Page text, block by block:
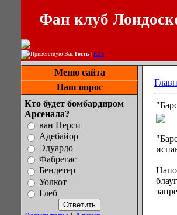
Фан клуб
Приветствую Вас Гость | RSS
Меню сайта
Наш опрос
Кто будет бомбардиром
Арсенала?
ван Перси
Адебайор
Эдуардо
Фабрегас
Бендетер
Уолкот
Глеб